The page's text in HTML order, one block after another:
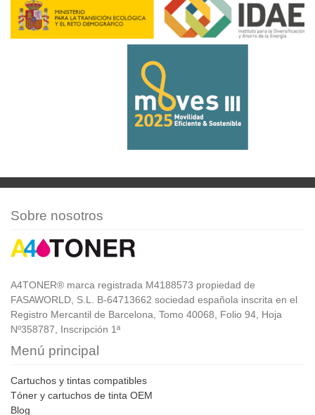
Sobre nosotros
A4TONER® marca registrada M4188573 propiedad de
FASAWORLD, S.L. B-64713662 sociedad española inscrita en el
Registro Mercantil de Barcelona, Tomo 40068, Folio 94, Hoja
Nº358787, Inscripción 1ª
Menú principal
Cartuchos y tintas compatibles
Tóner y cartuchos de tinta OEM
Blog